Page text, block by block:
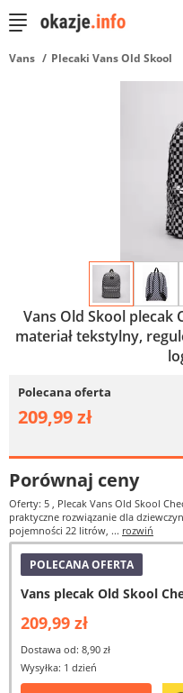
Vans Plecaki Vans Old Skool
Vans Old Skool plecak
materiał tekstylny,
Polecana oferta
209,99 zł
Porównaj ceny
Oferty: 5 , Plecak Vans Old Skool
praktyczne rozwiązanie dla
pojemności 22 litrów, ... rozwiń
POLECANA OFERTA
Vans plecak Old Skool
209,99 zł
Dostawa od: 8,90 zł
Wysyłka: 1 dzień